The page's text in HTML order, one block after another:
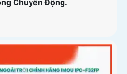
Chuyển Động.